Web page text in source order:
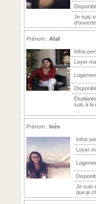
Je suis
Prénom : Afaf
Infos
Loyer
suis à la
Prénom : Inès
Infos
Loyer
Je suis
que je